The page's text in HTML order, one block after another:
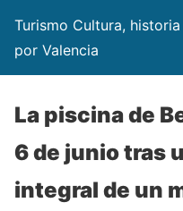
Turismo Cultura,
por Valencia
La piscina de
6 de junio tras
integral de un